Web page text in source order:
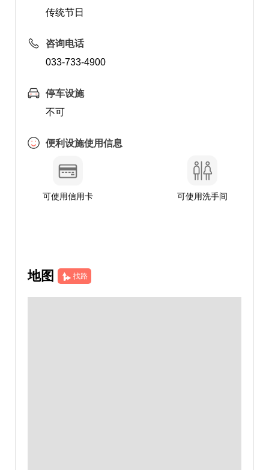
传统节日
咨询电话
033-733-4900
停车设施
不可
便利设施使用信息
可使用信用卡 可使用洗手间
地图 找路